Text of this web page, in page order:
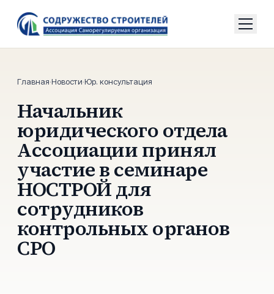
Главная·Новости·Юр. консультация
Начальник
юридического отдела
Ассоциации принял
участие в семинаре
НОСТРОЙ для
сотрудников
контрольных органов
СРО